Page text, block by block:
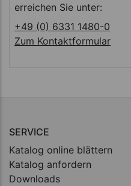
erreichen Sie unter:
+49 (0) 6331 1480-0
Zum Kontaktformular
SERVICE
Katalog online blättern
Katalog anfordern
Downloads